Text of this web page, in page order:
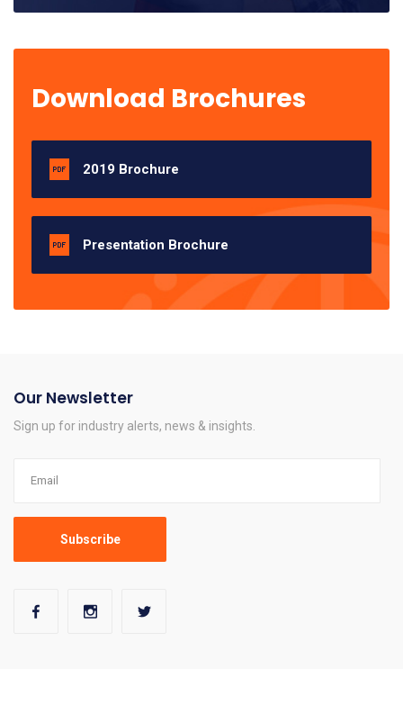
Download Brochures
2019 Brochure
Presentation Brochure
Our Newsletter
Sign up for industry alerts, news & insights.